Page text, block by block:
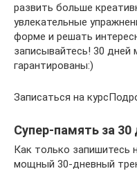
развить больше
увлекательные
форме и решать
записывайтесь! 30
гарантированы:)
Записаться на
Супер-память за 30
Как только запишитесь
мощный 30-дневный